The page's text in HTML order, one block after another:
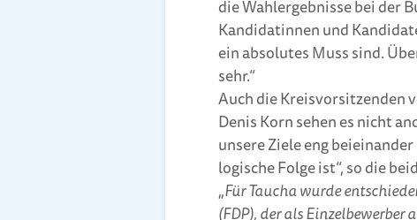
die Wahlergebnisse bei der
Kandidatinnen und
ein absolutes Muss sind.
sehr.“
Auch die Kreisvorsitzenden
Denis Korn sehen es nicht
unsere Ziele eng
logische Folge ist“, so die
„Für Taucha wurde
(FDP), der als